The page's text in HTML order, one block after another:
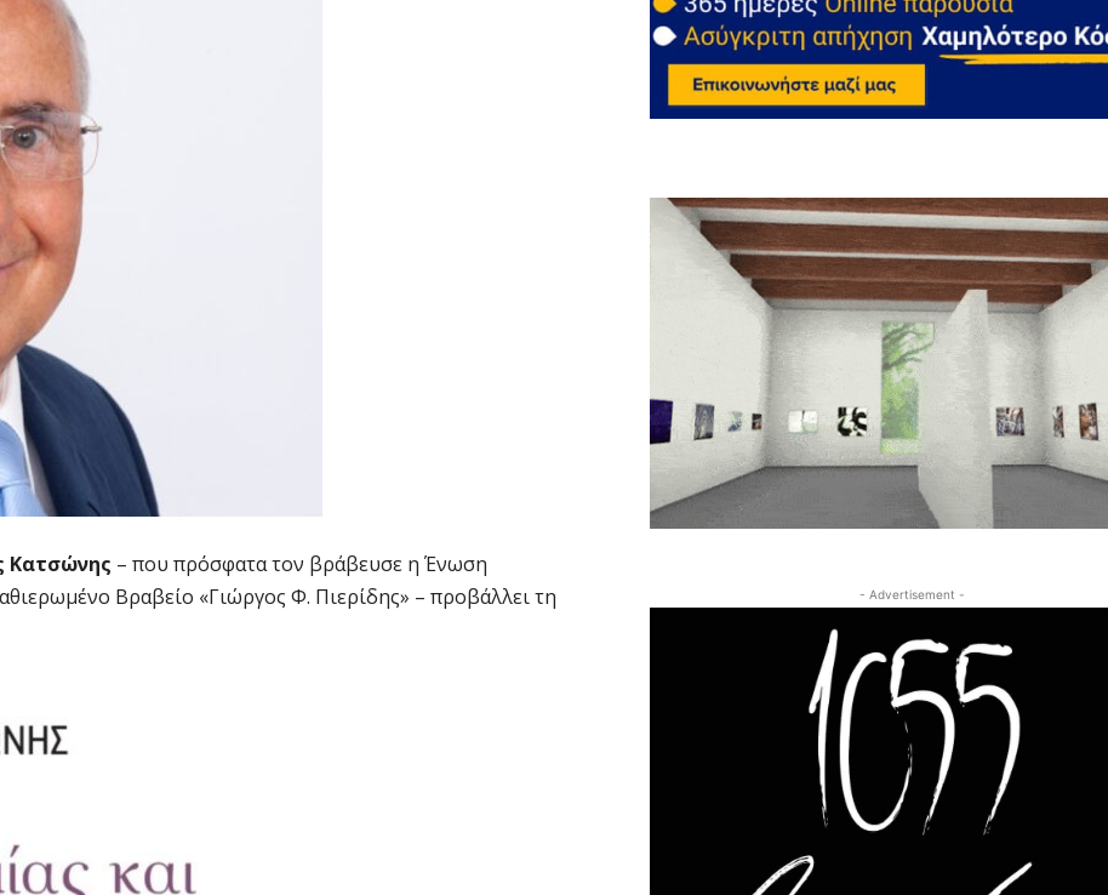
Κατσώνης – που πρόσφατα τον βράβευσε η Ένωση
Βραβείο «Γιώργος Φ. Πιερίδης» – προβάλλει τη
- Advertisement -